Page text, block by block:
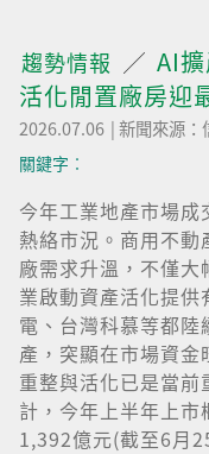
趨勢情報
AI
活化閒置廠房迎
2026.07.06 |新聞來源：
關鍵字︰
今年工業地產市場
熱絡市況。商用不
廠需求升溫，不僅
業啟動資產活化提
電、台灣科慕等都
產，突顯在市場資
重整與活化已是當
計，今年上半年上
1,392億元(截至6月